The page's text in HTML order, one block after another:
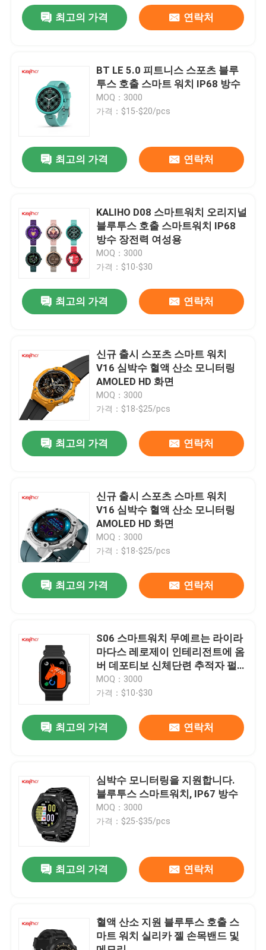
제품
화면
우리에 대하여
품질 관리
연락주세요
인용문을 요구하세요
GPS 스마트 워치
최고의 가격 연락처
BT LE 5.0 피트니스 스포츠 블루
투스 호출 스마트 워치 IP68 방수
MOQ：3000
가격：$15-$20/pcs
최고의 가격 연락처
KALIHO D08 스마트워치 오리지널
블루투스 호출 스마트워치 IP68
방수 장전력 여성용
MOQ：3000
가격：$10-$30
최고의 가격 연락처
신규 출시 스포츠 스마트 워치
V16 심박수 혈액 산소 모니터링
AMOLED HD 화면
MOQ：3000
가격：$18-$25/pcs
최고의 가격 연락처
신규 출시 스포츠 스마트 워치
V16 심박수 혈액 산소 모니터링
AMOLED HD 화면
MOQ：3000
가격：$18-$25/pcs
최고의 가격 연락처
S06 스마트워치 무예르는 라이라
마다스 레로제이 인테리전트에 옴
버 데포티보 신체단련 추적자 펄스
라 액티비다드 IP67 구 유고슬라
비아의 화폐 단위 안드로이드를 조
MOQ：3000
가격：$10-$30
최고의 가격 연락처
심박수 모니터링을 지원합니다.
블루투스 스마트워치, IP67 방수
MOQ：3000
가격：$25-$35/pcs
최고의 가격 연락처
혈액 산소 지원 블루투스 호출 스
마트 워치 실리카 젤 손목밴드 및